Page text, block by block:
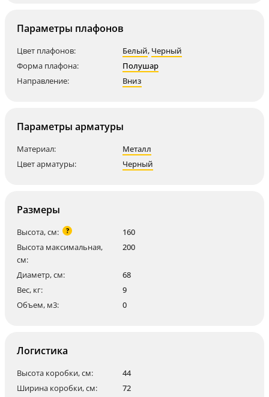
Параметры плафонов
Цвет плафонов: Белый, Черный
Форма плафона:
Полушар
Направление:
Вниз
Параметры арматуры
Материал:
Металл
Цвет арматуры:
Черный
Размеры
Высота, см: ?
160
Высота максимальная,
см:
200
Диаметр, см:
68
Вес, кг:
9
Объем, м3:
0
Логистика
Высота коробки, см:
44
Ширина коробки, см:
72